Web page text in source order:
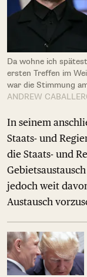
Da wohne ich
ersten Treffen im
war die Stimmung
ANDREW
In seinem
Staats- und
die Staats- und
jedoch weit
Austausch